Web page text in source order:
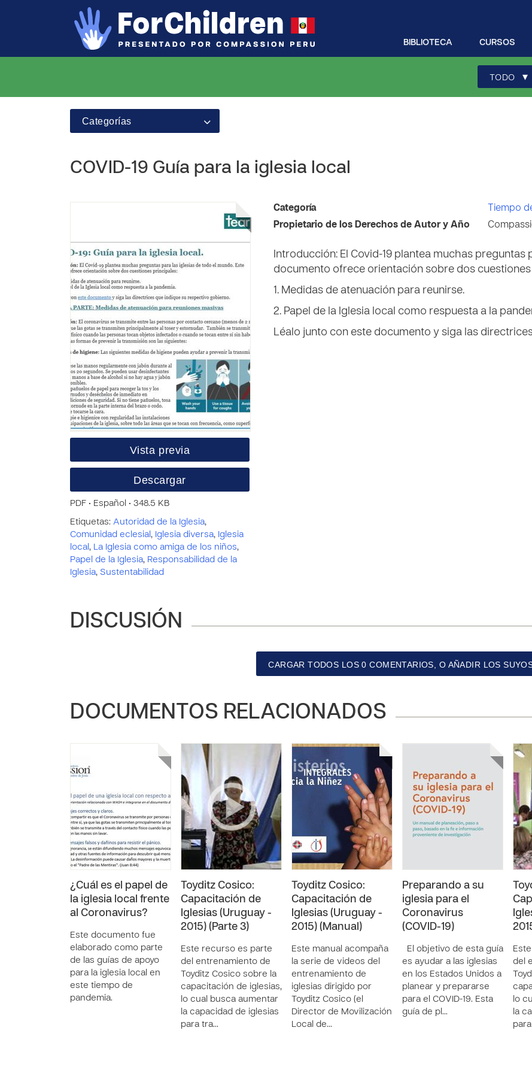
CURSOS
BIBLIOTECA
TODO ▾
Categorías
COVID-19 Guía para la iglesia local
Vista previa
Descargar
PDF • Español • 348.5 KB
Etiquetas: Autoridad de la Iglesia,
Comunidad eclesial , Iglesia diversa, Iglesia
local , La Iglesia como amiga de los niños,
Papel de la Iglesia, Responsabilidad de la
Iglesia, Sustentabilidad
Categoría
Tiempo
Propietario de los Derechos de Autor y Año
Introducción: ​El Covid-19 plantea muchas
documento ofrece orientación sobre dos
1. Medidas de atenuación para reunirse.
2. Papel de la Iglesia local como respuesta a la
Léalo junto con ​este documento ​y siga las
DISCUSIÓN
CARGAR TODOS LOS 0 COMENTARIOS, O AÑADIR LOS
DOCUMENTOS RELACIONADOS
¿Cuál es el papel de
la iglesia local frente
al Coronavirus?
Este documento fue
elaborado como parte
de las guías de apoyo
para la iglesia local en
este tiempo de
pandemia.
Toyditz Cosico:
Capacitación de
Iglesias (Uruguay -
2015) (Parte 3)
Este recurso es parte
del entrenamiento de
Toyditz Cosico sobre la
capacitación de iglesias,
lo cual busca aumentar
la capacidad de iglesias
para tra…
Toyditz Cosico:
Capacitación de
Iglesias (Uruguay -
2015) (Manual)
Este manual acompaña
la serie de videos del
entrenamiento de
iglesias dirigido por
Toyditz Cosico (el
Director de Movilización
Local de…
Preparando a su
iglesia para el
Coronavirus
(COVID-19)
El objetivo de esta guía
es ayudar a las iglesias
en los Estados Unidos a
planear y prepararse
para el COVID-19. Esta
guía de pl…
del
lo
la